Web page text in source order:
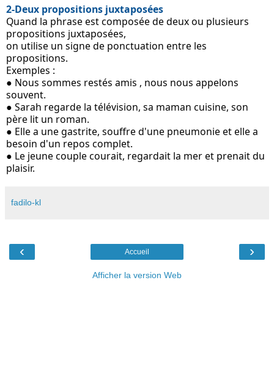
2-Deux propositions juxtaposées
Quand la phrase est composée de deux ou plusieurs
propositions juxtaposées,
on utilise un signe de ponctuation entre les
propositions.
Exemples :
● Nous sommes restés amis , nous nous appelons
souvent.
● Sarah regarde la télévision, sa maman cuisine, son
père lit un roman.
● Elle a une gastrite, souffre d'une pneumonie et elle a
besoin d'un repos complet.
● Le jeune couple courait, regardait la mer et prenait du
plaisir.
fadilo-kl
‹ ›
Accueil
Afficher la version Web